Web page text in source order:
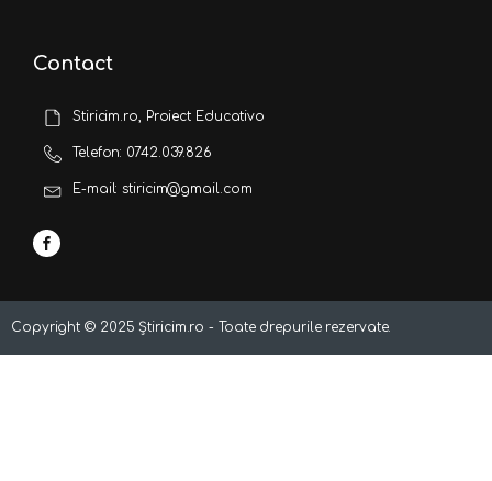
Contact
Stiricim.ro, Proiect Educativo
Telefon: 0742.039.826
E-mail: stiricim@gmail.com
Copyright © 2025 Știricim.ro - Toate drepurile rezervate.